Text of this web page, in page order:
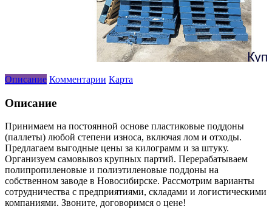
Описание Комментарии Карта
Описание
Принимаем на постоянной основе пластиковые поддоны
(паллеты) любой степени износа, включая лом и отходы.
Предлагаем выгодные цены за килограмм и за штуку.
Организуем самовывоз крупных партий. Перерабатываем
полипропиленовые и полиэтиленовые поддоны на
собственном заводе в Новосибирске. Рассмотрим варианты
сотрудничества с предприятиями, складами и логистическими
компаниями. Звоните, договоримся о цене!